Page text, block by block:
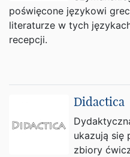
poświęcone językowi
literaturze w tych
recepcji.
Didactica
ukazują się
zbiory